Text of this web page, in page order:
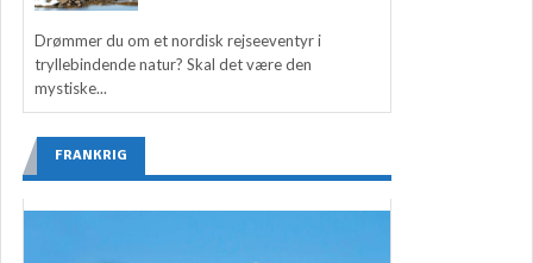
Drømmer du om et nordisk rejseeventyr i
tryllebindende natur? Skal det være den
mystiske...
FRANKRIG